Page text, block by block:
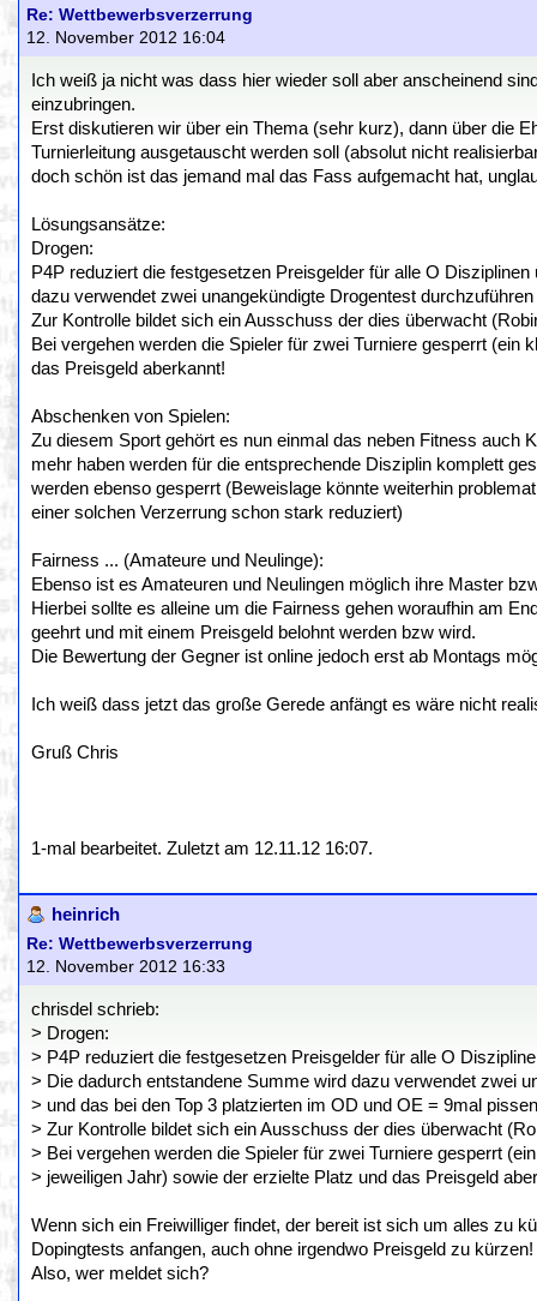
Re: Wettbewerbsverzerrung
12. November 2012 16:04
Ich weiß ja nicht was dass hier wieder soll aber anscheinend
einzubringen.
Erst diskutieren wir über ein Thema (sehr kurz), dann über die
Turnierleitung ausgetauscht werden soll (absolut nicht
doch schön ist das jemand mal das Fass aufgemacht hat,
Lösungsansätze:
Drogen:
P4P reduziert die festgesetzen Preisgelder für alle O
dazu verwendet zwei unangekündigte Drogentest
Zur Kontrolle bildet sich ein Ausschuss der dies überwacht
Bei vergehen werden die Spieler für zwei Turniere gesperrt
das Preisgeld aberkannt!
Abschenken von Spielen:
Zu diesem Sport gehört es nun einmal das neben Fitness auch
mehr haben werden für die entsprechende Disziplin komplett
werden ebenso gesperrt (Beweislage könnte weiterhin
einer solchen Verzerrung schon stark reduziert)
Fairness ... (Amateure und Neulinge):
Ebenso ist es Amateuren und Neulingen möglich ihre Master
Hierbei sollte es alleine um die Fairness gehen woraufhin am
geehrt und mit einem Preisgeld belohnt werden bzw wird.
Die Bewertung der Gegner ist online jedoch erst ab Montags
Ich weiß dass jetzt das große Gerede anfängt es wäre nicht
Gruß Chris
1-mal bearbeitet. Zuletzt am 12.11.12 16:07.
heinrich
Re: Wettbewerbsverzerrung
12. November 2012 16:33
chrisdel schrieb:
> Drogen:
> P4P reduziert die festgesetzen Preisgelder für alle O
> Die dadurch entstandene Summe wird dazu verwendet zwei
> und das bei den Top 3 platzierten im OD und OE = 9mal
> Zur Kontrolle bildet sich ein Ausschuss der dies überwacht
> Bei vergehen werden die Spieler für zwei Turniere gesperrt
> jeweiligen Jahr) sowie der erzielte Platz und das Preisgeld
Wenn sich ein Freiwilliger findet, der bereit ist sich um alles zu
Dopingtests anfangen, auch ohne irgendwo Preisgeld zu kürzen!
Also, wer meldet sich?